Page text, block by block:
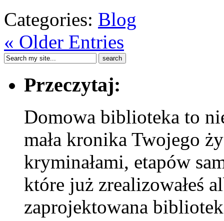
Categories: Blog
« Older Entries
Przeczytaj:
Domowa biblioteka to
mała kronika Twojego
kryminałami, etapów
które już zrealizowałeś
zaprojektowana